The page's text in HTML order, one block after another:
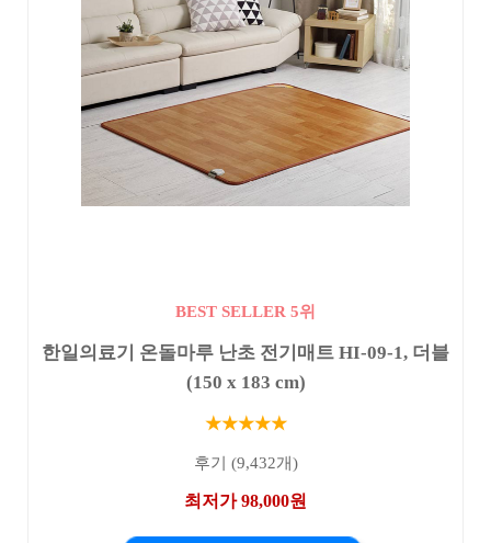
BEST SELLER 5위
한일의료기 온돌마루 난초 전기매트 HI-09-1, 더블
(150 x 183 cm)
★★★★★
후기 (9,432개)
최저가 98,000원